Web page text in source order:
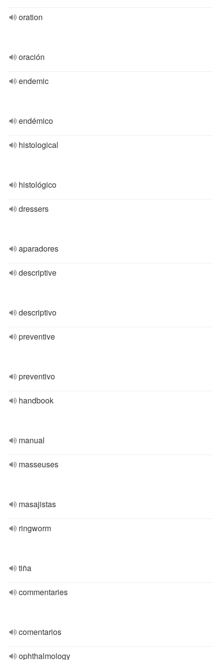
oration
oración
endemic
endémico
histological
histológico
dressers
aparadores
descriptive
descriptivo
preventive
preventivo
handbook
manual
masseuses
masajistas
ringworm
tiña
commentaries
comentarios
ophthalmology